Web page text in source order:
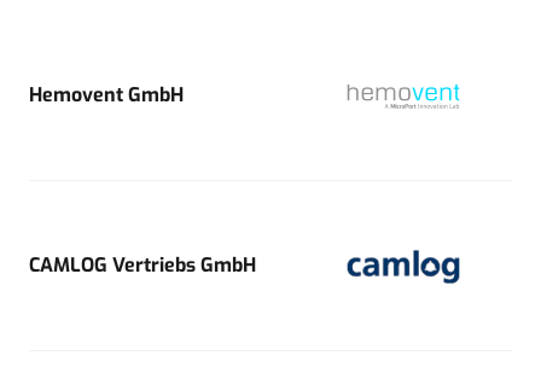
Hemovent GmbH
CAMLOG Vertriebs GmbH